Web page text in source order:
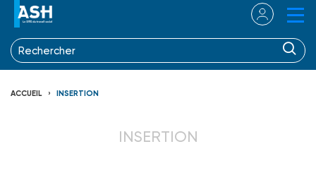
ACCUEIL INSERTION
INSERTION